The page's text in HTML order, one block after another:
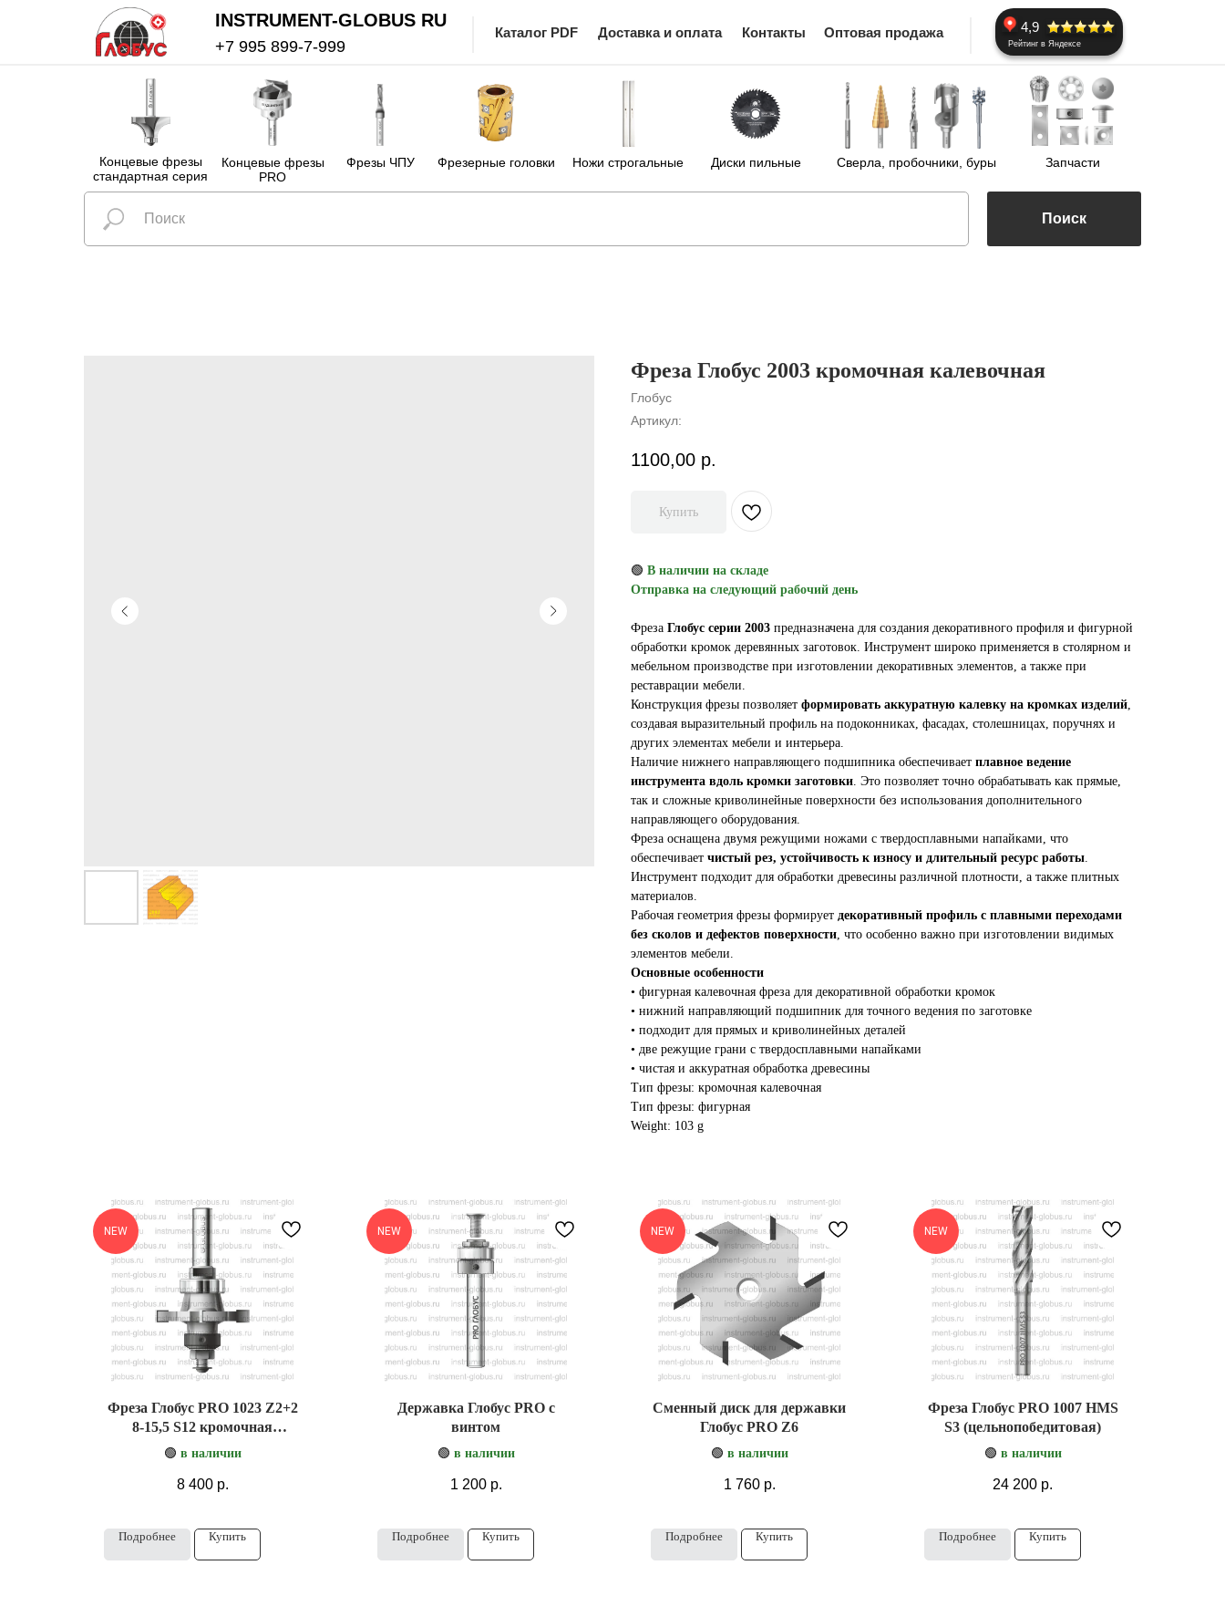
Концевые фрезы
стандартная серия
Ножи строгальные
Концевые фрезы
PRO
Фрезы ЧПУ Фрезерные головки Диски пильные Сверла, пробочники, буры Запчасти
INSTRUMENT-GLOBUS RU
Каталог PDF Доставка и оплата Контакты Оптовая продажа
+7 995 899-7-999 Рейтинг в Яндексе
4,9
Поиск
Фреза Глобус 2003 кромочная калевочная
Глобус
Артикул:
1100,00 р.
Купить
🟢 В наличии на складе
Отправка на следующий рабочий день
Фреза Глобус серии 2003 предназначена для создания декоративного профиля и фигурной
обработки кромок деревянных заготовок. Инструмент широко применяется в столярном и
мебельном производстве при изготовлении декоративных элементов, а также при
реставрации мебели.
Конструкция фрезы позволяет формировать аккуратную калевку на кромках изделий
создавая выразительный профиль на подоконниках, фасадах, столешницах, поручнях и
других элементах мебели и интерьера.
Наличие нижнего направляющего подшипника обеспечивает плавное ведение
инструмента вдоль кромки заготовки . Это позволяет точно обрабатывать как прямые,
так и сложные криволинейные поверхности без использования дополнительного
направляющего оборудования.
Фреза оснащена двумя режущими ножами с твердосплавными напайками, что
обеспечивает чистый рез, устойчивость к износу и длительный ресурс работы
Инструмент подходит для обработки древесины различной плотности, а также плитных
материалов.
Рабочая геометрия фрезы формирует декоративный профиль с плавными переходами
без сколов и дефектов поверхности , что особенно важно при изготовлении видимых
элементов мебели.
Основные особенности
• фигурная калевочная фреза для декоративной обработки кромок
• нижний направляющий подшипник для точного ведения по заготовке
• подходит для прямых и криволинейных деталей
• две режущие грани с твердосплавными напайками
• чистая и аккуратная обработка древесины
Тип фрезы: кромочная калевочная
Тип фрезы: фигурная
Weight: 103 g
NEW
Фреза Глобус PRO 1023 Z2+2
8-15,5 S12 кромочная
фальцевая
🟢 в наличии
8 400 р.
Подробнее Купить
NEW
Державка Глобус PRO с
винтом
🟢 в наличии
1 200 р.
Подробнее Купить
NEW
Сменный диск для державки
Глобус PRO Z6
🟢 в наличии
1 760 р.
Подробнее Купить
NEW
Фреза Глобус PRO 1007 HMS
S3 (цельнопобедитовая)
🟢 в наличии
24 200 р.
Подробнее Купить